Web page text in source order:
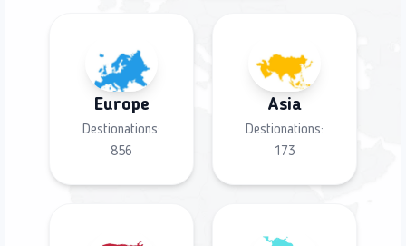
Europe
Destionations:
856
Asia
Destionations:
173